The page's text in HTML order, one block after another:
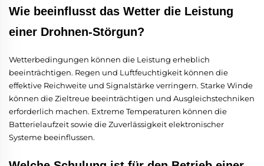
Wie beeinflusst das Wetter die Leistung
einer Drohnen-Störgun?
Wetterbedingungen können die Leistung erheblich
beeinträchtigen. Regen und Luftfeuchtigkeit können die
effektive Reichweite und Signalstärke verringern. Starke Winde
können die Zieltreue beeinträchtigen und Ausgleichstechniken
erforderlich machen. Extreme Temperaturen können die
Batterielaufzeit sowie die Zuverlässigkeit elektronischer
Systeme beeinflussen.